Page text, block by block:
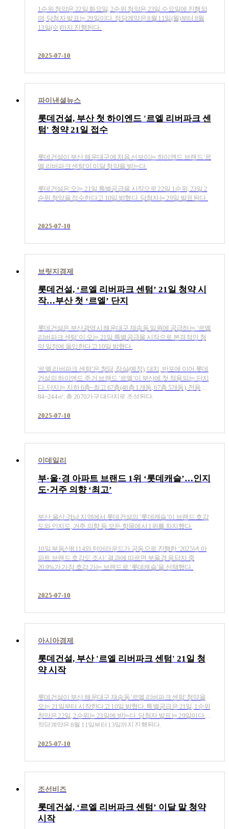
1순위 청약은 22일 화요일, 2순위 청약은 23일 수요일에 진행되
며, 당첨자 발표는 29일이다. 정당계약은 8월 11일(월)부터 8월
13일(수)까지 진행된다.​
2025-07-10
파이낸셜뉴스
롯데건설, 부산 첫 하이엔드 '르엘 리버파크 센
텀' 청약 21일 접수
롯데건설이 부산 해운대구에 처음 선보이는 하이엔드 브랜드 '르
엘 리버파크 센텀'이 이달 청약을 받는다.
롯데건설은 오는 21일 특별공급을 시작으로 22일 1순위, 23일 2
순위 청약을 접수한다고 10일 밝혔다. 당첨자는 29일 발표된다.​
2025-07-10
브릿지경제
롯데건설, ‘르엘 리버파크 센텀’ 21일 청약 시
작…부산 첫 ‘르엘’ 단지
롯데건설은 부산광역시 해운대구 재송동 일원에 공급하는 ‘르엘
리버파크 센텀’이 오는 21일 특별공급을 시작으로 본격적인 청
약 일정에 돌입한다고 10일 밝혔다.
'르엘 리버파크 센텀’은 청담, 잠실(예정), 대치, 반포에 이어 롯데
건설의 하이엔드 주거 브랜드 ’르엘’이 부산에 첫 적용되는 단지
다. 단지는 지하 6층~최고 67층(48층 1개동, 67층 5개동), 전용
84~244㎡, 총 2070가구 대단지로 조성된다.​
2025-07-10
이데일리
부·울·경 아파트 브랜드 1위 ‘롯데캐슬’…인지
도·거주 의향 ‘최고’
부산·울산·경남 지역에서 롯데건설의 ‘롯데캐슬’이 브랜드 호감
도와 인지도, 거주 의향 등 모든 항목에서 1위를 차지했다.
10일 부동산R114와 턴어라운드가 공동으로 진행한 ‘2025년 아
파트 브랜드 호감도 조사’ 결과에 따르면 부울경 응답자 중
20.9%가 가장 호감 가는 브랜드로 ‘롯데캐슬’을 선택했다.​
2025-07-10
아시아경제
롯데건설, 부산 '르엘 리버파크 센텀' 21일 청
약 시작
롯데건설이 부산 해운대구 재송동 '르엘 리버파크 센텀' 청약을
오는 21일부터 시작한다고 10일 밝혔다. 특별공급은 21일, 1순위
청약은 22일, 2순위는 23일에 받는다. 당첨자 발표는 29일이다.
정당계약은 8월 11일부터 13일까지 진행된다.
2025-07-10
조선비즈
롯데건설, ‘르엘 리버파크 센텀’ 이달 말 청약
시작